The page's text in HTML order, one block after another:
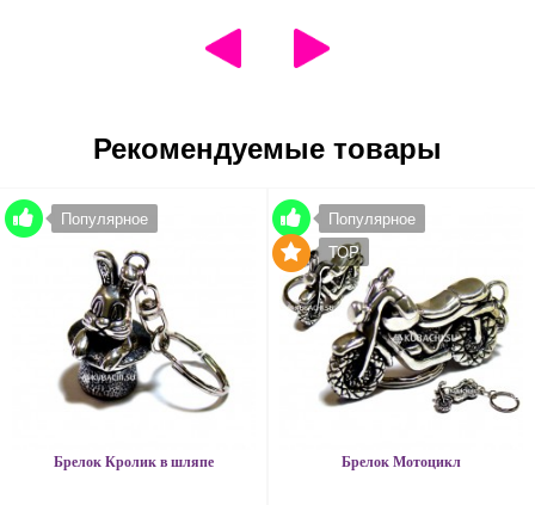
Рекомендуемые товары
Популярное
Брелок Кролик в шляпе
Популярное
TOP
Брелок Мотоцикл